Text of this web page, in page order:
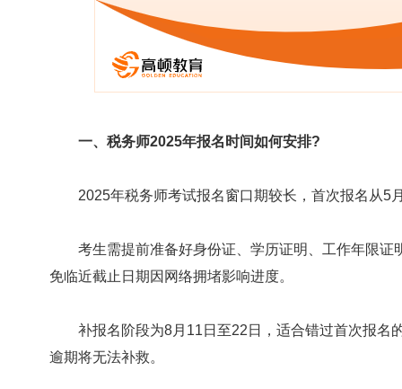
一、税务师2025年报名时间如何安排?
2025年税务师考试报名窗口期较长，首次报名从5
考生需提前准备好身份证、学历证明、工作年限证
免临近截止日期因网络拥堵影响进度。
补报名阶段为8月11日至22日，适合错过首次报名
逾期将无法补救。